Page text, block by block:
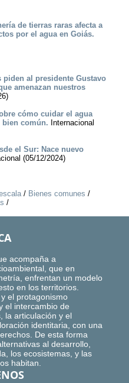
de tierras raras afecta a
por el agua en Goiás.
al presidente Gustavo
amenazan nuestros
cómo cuidar el agua
bien común. Internacional
el Sur: Nace nuevo
(05/12/2024)
/ Bienes comunes /
/
acompaña a
que en
enfrentan un modelo
en los territorios.
el protagonismo
el intercambio de
la articulación y el
identitaria, con una
De esta forma
al desarrollo,
los ecosistemas, y las
habitan.